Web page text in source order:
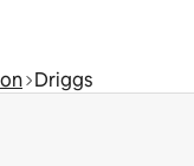
Driggs